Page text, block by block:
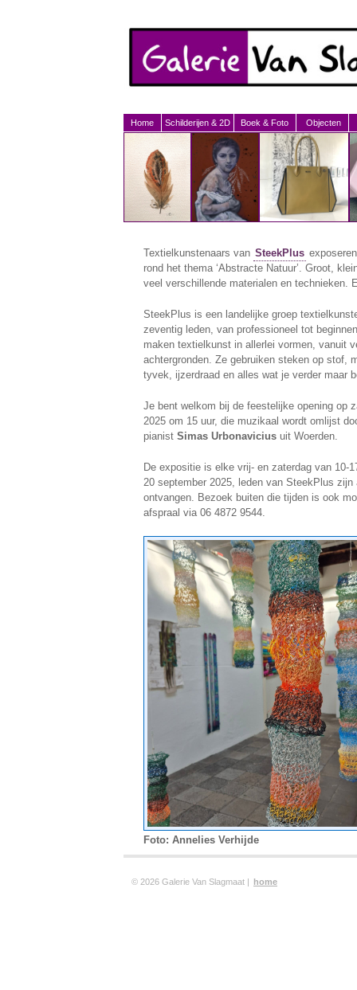
Home Schilderijen & 2D Boek & Foto Objecten
Textielkunstenaars van SteekPlus
rond het thema ‘Abstracte Natuur’. Groot,
veel verschillende materialen en technieken.
SteekPlus is een landelijke groep
zeventig leden, van professioneel tot
maken textielkunst in allerlei vormen, vanuit
achtergronden. Ze gebruiken steken op stof,
tyvek, ijzerdraad en alles wat je verder maar
Je bent welkom bij de feestelijke opening op
2025 om 15 uur, die muzikaal wordt omlijst
pianist Simas Urbonavicius uit Woerden.
De expositie is elke vrij- en zaterdag van 10-
20 september 2025, leden van SteekPlus zijn
ontvangen. Bezoek buiten die tijden is ook
afspraal via 06 4872 9544.
Foto: Annelies Verhijde
© 2026 Galerie Van Slagmaat | home